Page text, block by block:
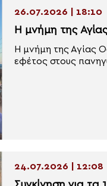
26.07.2026 | 18:10
Η μνήμη της
Η μνήμη της Αγίας
εφέτος στους
24.07.2026 | 12:08